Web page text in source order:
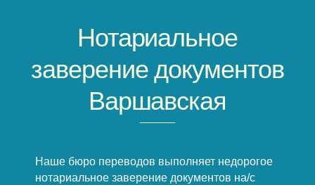
Нотариальное
заверение документов
Варшавская
Наше бюро переводов выполняет недорогое
нотариальное заверение документов на/с